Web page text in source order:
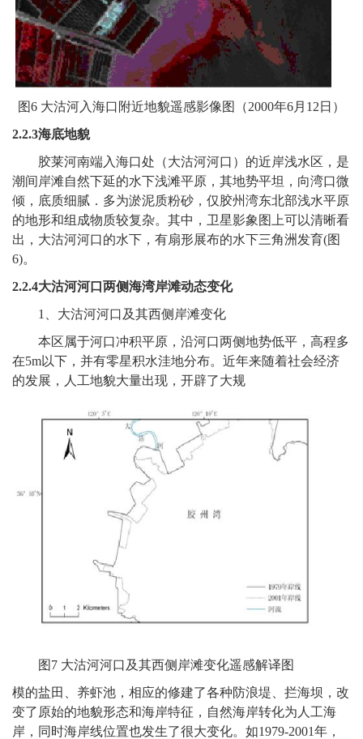
图6 大沽河入海口附近地貌遥感影像图（2000年6月12日）
2.2.3海底地貌
胶莱河南端入海口处（大沽河河口）的近岸浅水区，是
潮间岸滩自然下延的水下浅滩平原，其地势平坦，向湾口微
倾，底质细腻．多为淤泥质粉砂，仅胶州湾东北部浅水平原
的地形和组成物质较复杂。其中，卫星影象图上可以清晰看
出，大沽河河口的水下，有扇形展布的水下三角洲发育(图
6)。
2.2.4大沽河河口两侧海湾岸滩动态变化
1
、大沽河河口及其西侧岸滩变化
本区属于河口冲积平原，沿河口两侧地势低平，高程多
在5m以下，并有零星积水洼地分布。近年来随着社会经济
的发展，人工地貌大量出现，开辟了大规
图7 大沽河河口及其西侧岸滩变化遥感解译图
模的盐田、养虾池，相应的修建了各种防浪堤、拦海坝，改
变了原始的地貌形态和海岸特征，自然海岸转化为人工海
岸，同时海岸线位置也发生了很大变化。如1979-2001年，